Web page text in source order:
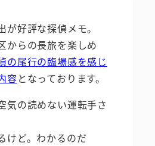
が好評な探偵メモ。
からの長旅を楽しめ
の尾行の臨場感を感じ
容となっております。
気の読めない運転手さ
けど。わかるのだ